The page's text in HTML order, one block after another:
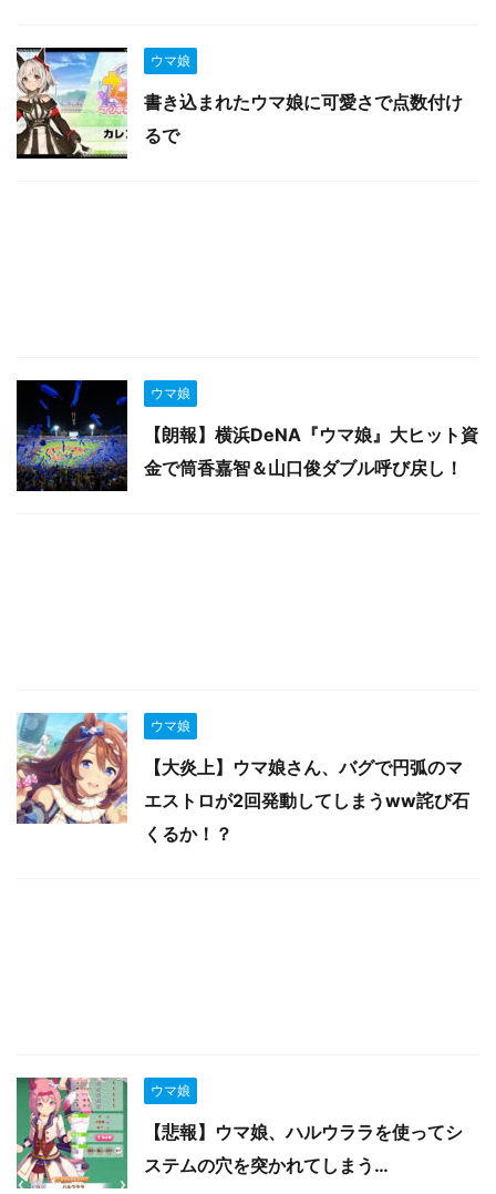
ウマ娘
書き込まれたウマ娘に可愛さで点数付け
るで
ウマ娘
【朗報】横浜DeNA『ウマ娘』大ヒット資
金で筒香嘉智＆山口俊ダブル呼び戻し！
ウマ娘
【大炎上】ウマ娘さん、バグで円弧のマ
エストロが2回発動してしまうww詫び石
くるか！？
ウマ娘
【悲報】ウマ娘、ハルウララを使ってシ
ステムの穴を突かれてしまう…